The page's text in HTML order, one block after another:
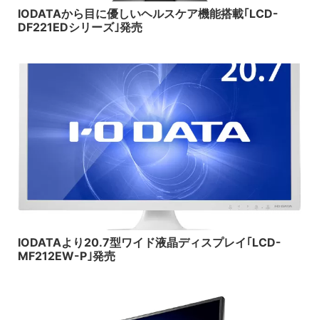
IODATAから目に優しいヘルスケア機能搭載｢LCD-
DF221EDシリーズ｣発売
2018/5/15
IODATAより20.7型ワイド液晶ディスプレイ｢LCD-
MF212EW-P｣発売